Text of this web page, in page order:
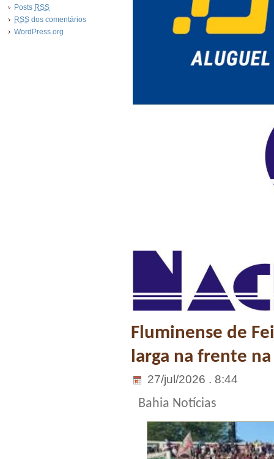
Posts RSS
RSS dos comentários
WordPress.org
Fluminense de
larga na frente
27/jul/2026 . 8:44
Bahia Notícias